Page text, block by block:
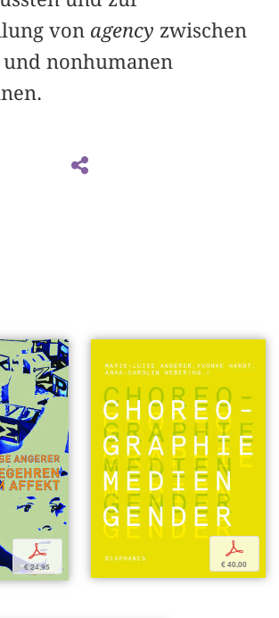
von agency zwischen
nonhumanen
p
€ 24,95
p
€ 40,00